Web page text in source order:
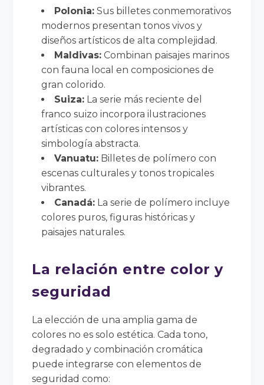
Polonia: Sus billetes conmemorativos
modernos presentan tonos vivos y
diseños artísticos de alta complejidad.
Maldivas: Combinan paisajes marinos
con fauna local en composiciones de
gran colorido.
Suiza: La serie más reciente del
franco suizo incorpora ilustraciones
artísticas con colores intensos y
simbología abstracta.
Vanuatu: Billetes de polímero con
escenas culturales y tonos tropicales
vibrantes.
Canadá: La serie de polímero incluye
colores puros, figuras históricas y
paisajes naturales.
La relación entre color y
seguridad
La elección de una amplia gama de
colores no es solo estética. Cada tono,
degradado y combinación cromática
puede integrarse con elementos de
seguridad como: